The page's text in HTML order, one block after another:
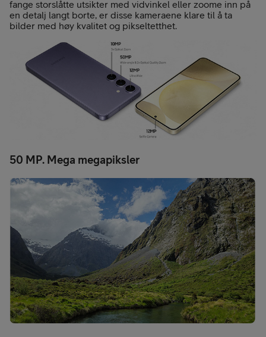
fange storslåtte utsikter med vidvinkel eller zoome inn på
en detalj langt borte, er disse kameraene klare til å ta
bilder med høy kvalitet og pikseltetthet.
50 MP. Mega megapiksler